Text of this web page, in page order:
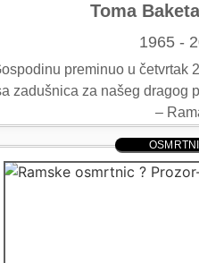
Toma
1965 -
preminuo u četvrtak
zadušnica za našeg
–